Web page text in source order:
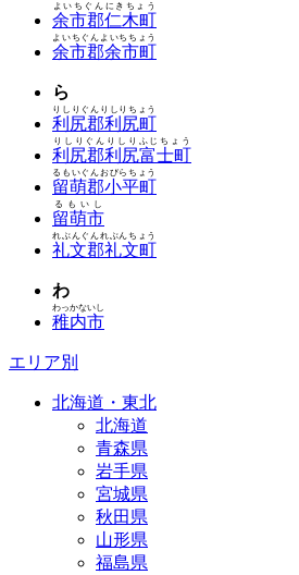
余市郡仁木町
よいちぐんにきちょう
余市郡余市町
よいちぐんよいちちょう
ら
利尻郡利尻町
りしりぐんりしりちょう
利尻郡利尻富士町
りしりぐんりしりふじちょう
留萌郡小平町
るもいぐんおびらちょう
留萌市
るもいし
礼文郡礼文町
れぶんぐんれぶんちょう
わ
稚内市
わっかないし
エリア別
北海道・東北
北海道
青森県
岩手県
宮城県
秋田県
山形県
福島県